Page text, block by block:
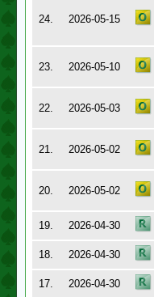
24. 2026-05-15
23. 2026-05-10
22. 2026-05-03
21. 2026-05-02
20. 2026-05-02
19. 2026-04-30
18.
2026-04-30
17.
2026-04-30